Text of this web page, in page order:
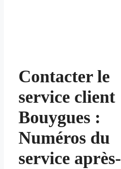
Contacter le
service client
Bouygues :
Numéros du
service après-